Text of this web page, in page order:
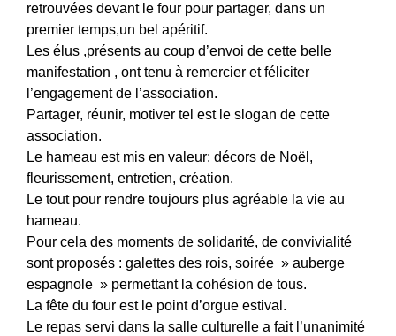
retrouvées devant le four pour partager, dans un
premier temps,un bel apéritif.
Les élus ,présents au coup d’envoi de cette belle
manifestation , ont tenu à remercier et féliciter
l’engagement de l’association.
Partager, réunir, motiver tel est le slogan de cette
association.
Le hameau est mis en valeur: décors de Noël,
fleurissement, entretien, création.
Le tout pour rendre toujours plus agréable la vie au
hameau.
Pour cela des moments de solidarité, de convivialité
sont proposés : galettes des rois, soirée » auberge
espagnole » permettant la cohésion de tous.
La fête du four est le point d’orgue estival.
Le repas servi dans la salle culturelle a fait l’unanimité